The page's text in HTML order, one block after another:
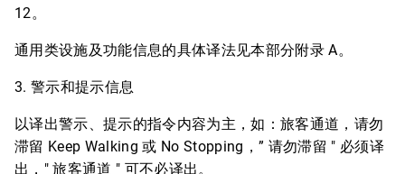
12。
通用类设施及功能信息的具体译法见本部分附录 A。
3. 警示和提示信息
以译出警示、提示的指令内容为主，如：旅客通道，请勿
滞留 Keep Walking 或 No Stopping，” 请勿滞留 " 必须译
出，" 旅客通道 " 可不必译出。